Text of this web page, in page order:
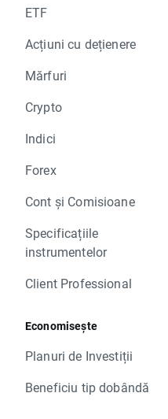
ETF
Acțiuni cu dețienere
Mărfuri
Crypto
Indici
Forex
Cont și Comisioane
Specificațiile
instrumentelor
Client Professional
Economisește
Planuri de Investiții
Beneficiu tip dobândă